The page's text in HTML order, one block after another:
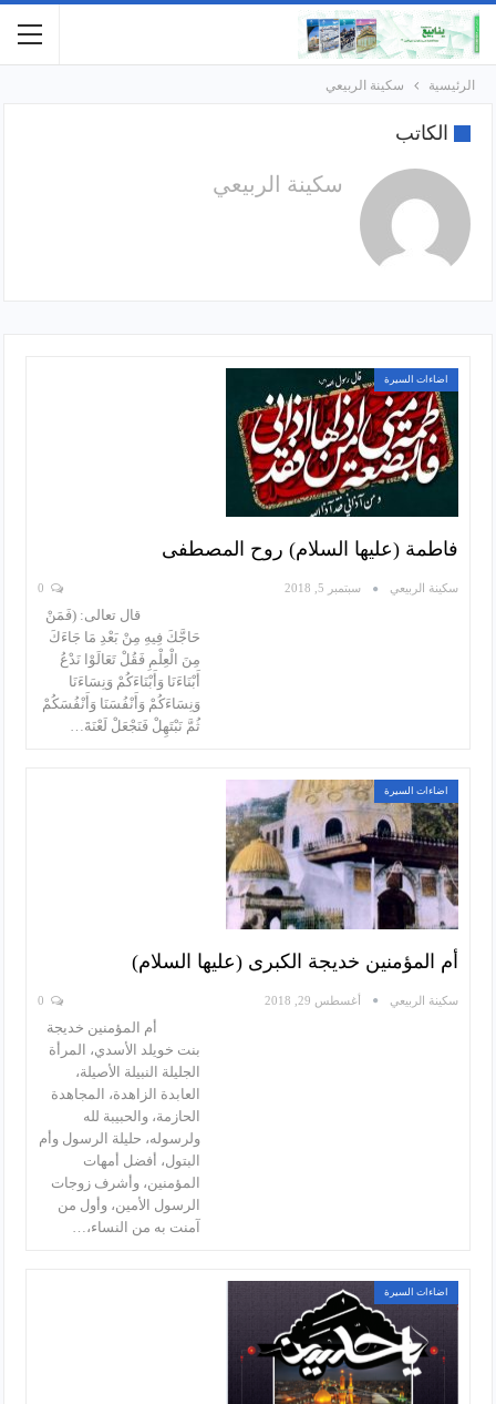
الرئيسية سكينة الربيعي
الكاتب
سكينة الربيعي
اضاءات السيرة
فاطمة (عليها السلام) روح المصطفى
سكينة الربيعي سبتمبر 5, 2018
قال تعالى: (فَمَنْ
حَاجَّكَ فِيهِ مِنْ بَعْدِ مَا جَاءَكَ
مِنَ الْعِلْمِ فَقُلْ تَعَالَوْا نَدْعُ
أَبْنَاءَنَا وَأَبْنَاءَكُمْ وَنِسَاءَنَا
وَنِسَاءَكُمْ وَأَنْفُسَنَا وَأَنْفُسَكُمْ
ثُمَّ نَبْتَهِلْ فَنَجْعَلْ لَعْنَةَ…
اضاءات السيرة
أم المؤمنين خديجة الكبرى (عليها السلام)
سكينة الربيعي أغسطس 29, 2018
أم المؤمنين خديجة
بنت خويلد الأسدي، المرأة
الجليلة النبيلة الأصيلة،
العابدة الزاهدة، المجاهدة
الحازمة، والحبيبة لله
ولرسوله، حليلة الرسول وأم
البتول، أفضل أمهات
المؤمنين، وأشرف زوجات
الرسول الأمين، وأول من
آمنت به من النساء،…
اضاءات السيرة